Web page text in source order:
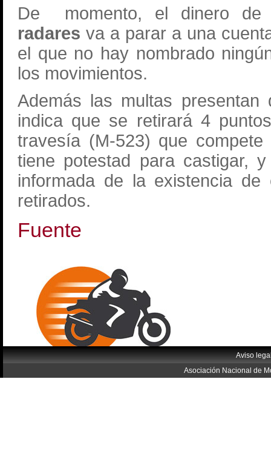
De momento, el dinero de
radares va a parar a una
el que no hay nombrado
los movimientos.
Además las multas
indica que se retirará 4
travesía (M-523) que
tiene potestad para castigar,
informada de la existencia
retirados.
Fuente
Aviso
Asociación Nacional de